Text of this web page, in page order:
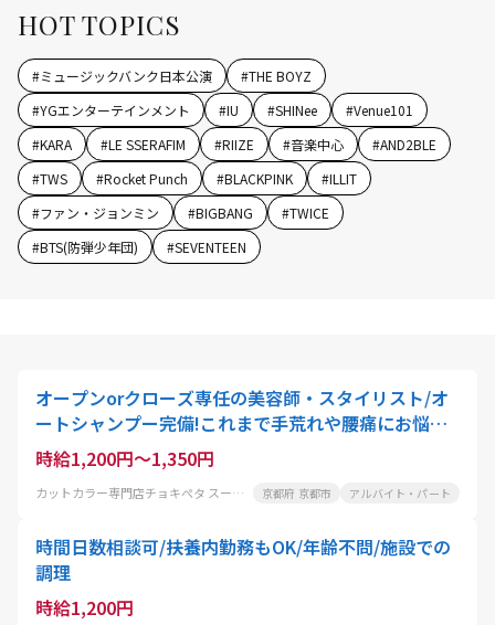
HOT TOPICS
#ミュージックバンク日本公演 #THE BOYZ
#YGエンターテインメント #IU #SHINee #Venue101
#KARA #LE SSERAFIM #RIIZE #音楽中心 #AND2BLE
#TWS #Rocket Punch #BLACKPINK #ILLIT
#ファン・ジョンミン #BIGBANG #TWICE
#BTS(防弾少年団) #SEVENTEEN
オープンorクローズ専任の美容師・スタイリスト/オ
ートシャンプー完備!これまで手荒れや腰痛にお悩み
の美容師さんにも大好評
時給1,200円～1,350円
カットカラー専門店チョキぺタ スーパーマツモト五条店 京都府 京都市 アルバイト・パート
時間日数相談可/扶養内勤務もOK/年齢不問/施設での
調理
時給1,200円